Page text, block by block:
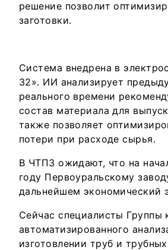
решение позволит
заготовки.
Система внедрена в
32». ИИ анализирует
реального времени
состав материала для
также позволяет
потери при расходе сырья.
В ЧТПЗ ожидают, что на
году Первоуральскому
дальнейшем экономический
Сейчас специалисты Группы
автоматизированного
изготовлении труб и